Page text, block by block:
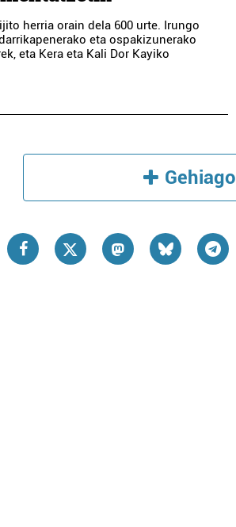
herria orain dela 600 urte. Irungo
eta ospakizunerako
eta Kera eta Kali Dor Kayiko
Gehiago